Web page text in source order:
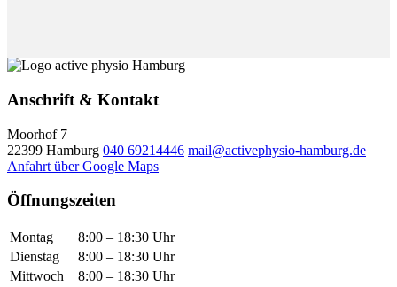
Anschrift & Kontakt
Moorhof 7
22399 Hamburg 040 69214446 mail@activephysio-hamburg.de
Anfahrt über Google Maps
Öffnungszeiten
Montag
8:00 – 18:30 Uhr
Dienstag
8:00 – 18:30 Uhr
Mittwoch
8:00 – 18:30 Uhr